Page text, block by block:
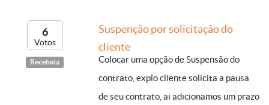
6
Votos
Recebida
Suspenção por solicitação do
cliente
Colocar uma opção de Suspensão do
contrato, explo cliente solicita a pausa
de seu contrato, ai adicionamos um prazo